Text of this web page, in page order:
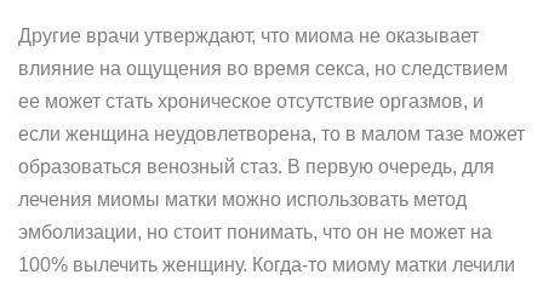
Другие врачи утверждают, что миома не оказывает
влияние на ощущения во время секса, но следствием
ее может стать хроническое отсутствие оргазмов, и
если женщина неудовлетворена, то в малом тазе может
образоваться венозный стаз. В первую очередь, для
лечения миомы матки можно использовать метод
эмболизации, но стоит понимать, что он не может на
100% вылечить женщину. Когда-то миому матки лечили